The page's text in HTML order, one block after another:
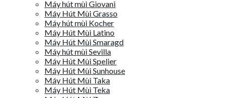
Máy hút mùi Giovani
Máy Hút Mùi Grasso
Máy hút mùi Kocher
Máy Hút Mùi Latino
Máy Hút Mùi Smaragd
Máy hút mùi Sevilla
Máy Hút Mùi Spelier
Máy Hút Mùi Sunhouse
Máy Hút Mùi Taka
Máy Hút Mùi Teka